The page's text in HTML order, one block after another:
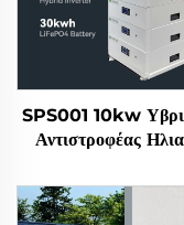
SPS001 10kw
Αντιστροφέας
Μπαταρία
Σύστημα